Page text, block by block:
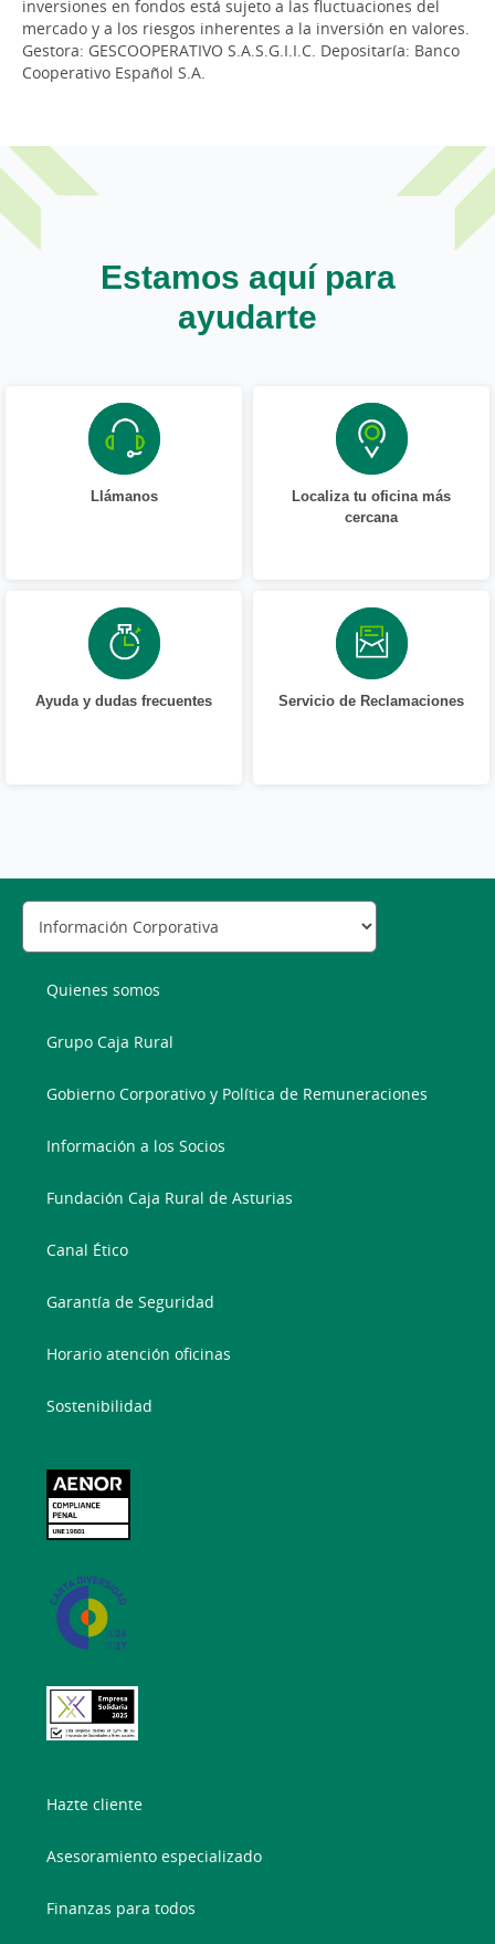
inversiones en fondos está sujeto a las fluctuaciones del
mercado y a los riesgos inherentes a la inversión en valores.
Gestora: GESCOOPERATIVO S.A.S.G.I.I.C. Depositaría: Banco
Cooperativo Español S.A.
Estamos aquí para
ayudarte
Llámanos
Localiza tu oficina más
cercana
Ayuda y dudas frecuentes Servicio de Reclamaciones
Quienes somos
Grupo Caja Rural
Gobierno Corporativo y Política de Remuneraciones
Información a los Socios
Fundación Caja Rural de Asturias
Canal Ético
Garantía de Seguridad
Horario atención oficinas
Sostenibilidad
Hazte cliente
Asesoramiento especializado
Finanzas para todos